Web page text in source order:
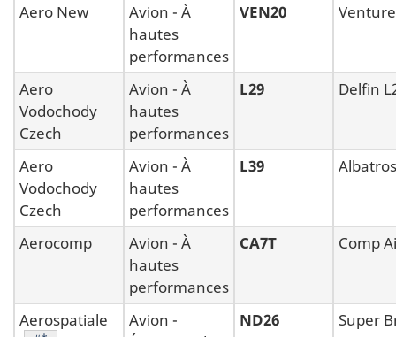
Aero New
Avion - À
hautes
performances
VEN20
Aero
Vodochody
Czech
Avion - À
hautes
performances
L29 Delfin
Aero
Vodochody
Czech
Avion - À
hautes
performances
L39
Aerocomp
Avion - À
hautes
performances
CA7T Comp
Aerospatiale
Avion -
ND26 Super